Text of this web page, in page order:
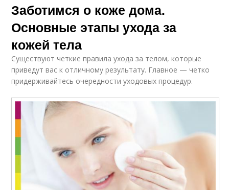
Заботимся о коже дома.
Основные этапы ухода за
кожей тела
Существуют четкие правила ухода за телом, которые
приведут вас к отличному результату. Главное — четко
придерживайтесь очередности уходовых процедур.